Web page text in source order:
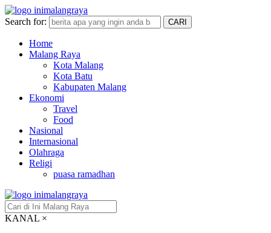
Search for: CARI
Home
Malang Raya
Kota Malang
Kota Batu
Kabupaten Malang
Ekonomi
Travel
Food
Nasional
Internasional
Olahraga
Religi
puasa ramadhan
KANAL ×